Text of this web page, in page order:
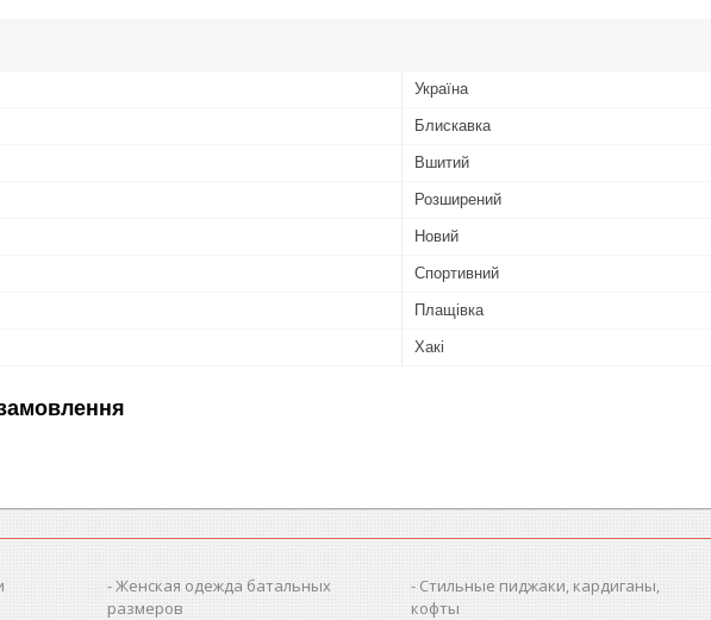
Україна
Блискавка
Вшитий
Розширений
Новий
Спортивний
Плащівка
Хакі
Женская одежда батальных
размеров
Стильные пиджаки, кардиганы,
кофты